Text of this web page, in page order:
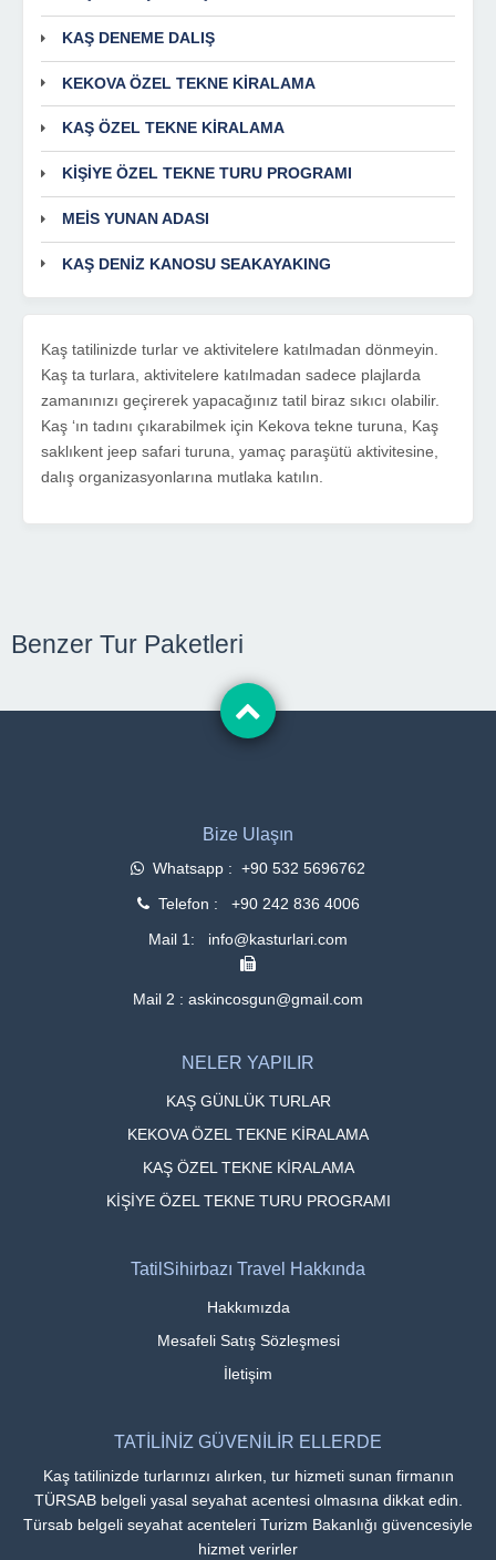
KAŞ DENEME DALIŞ
KEKOVA ÖZEL TEKNE KİRALAMA
KAŞ ÖZEL TEKNE KİRALAMA
KİŞİYE ÖZEL TEKNE TURU PROGRAMI
MEİS YUNAN ADASI
KAŞ DENİZ KANOSU SEAKAYAKING
Kaş tatilinizde turlar ve aktivitelere katılmadan dönmeyin.
Kaş ta turlara, aktivitelere katılmadan sadece plajlarda
zamanınızı geçirerek yapacağınız tatil biraz sıkıcı olabilir.
Kaş ‘ın tadını çıkarabilmek için Kekova tekne turuna, Kaş
saklıkent jeep safari turuna, yamaç paraşütü aktivitesine,
dalış organizasyonlarına mutlaka katılın.
Benzer Tur Paketleri
Bize Ulaşın
Whatsapp : +90 532 5696762
Telefon : +90 242 836 4006
Mail 1: info@kasturlari.com
Mail 2 : askincosgun@gmail.com
NELER YAPILIR
KAŞ GÜNLÜK TURLAR
KEKOVA ÖZEL TEKNE KİRALAMA
KAŞ ÖZEL TEKNE KİRALAMA
KİŞİYE ÖZEL TEKNE TURU PROGRAMI
TatilSihirbazı Travel Hakkında
Hakkımızda
Mesafeli Satış Sözleşmesi
İletişim
TATİLİNİZ GÜVENİLİR ELLERDE
Kaş tatilinizde turlarınızı alırken, tur hizmeti sunan firmanın
TÜRSAB belgeli yasal seyahat acentesi olmasına dikkat edin.
Türsab belgeli seyahat acenteleri Turizm Bakanlığı güvencesiyle
hizmet verirler